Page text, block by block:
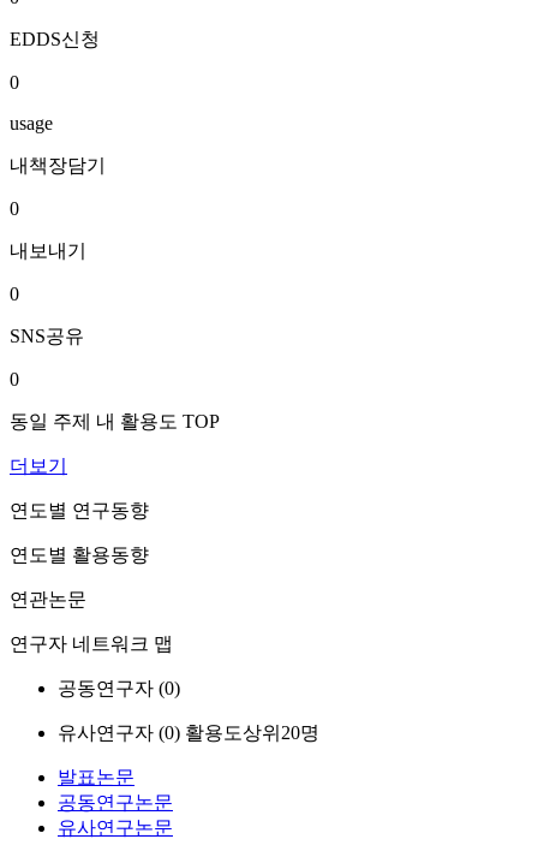
EDDS신청
0
usage
내책장담기
0
내보내기
0
SNS공유
0
동일 주제 내 활용도 TOP
더보기
연도별 연구동향
연도별 활용동향
연관논문
연구자 네트워크 맵
공동연구자 (0)
유사연구자 (0) 활용도상위20명
발표논문
공동연구논문
유사연구논문